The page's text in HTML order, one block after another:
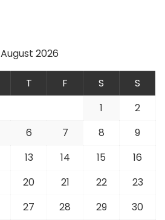
August 2026
T F S
S
1
2
6 7 8
9
13 14 15
16
20 21 22
23
27 28 29
30